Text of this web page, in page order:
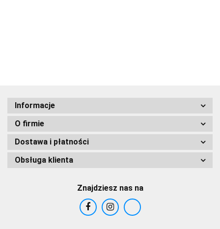
Informacje
O firmie
Dostawa i płatności
Obsługa klienta
Znajdziesz nas na